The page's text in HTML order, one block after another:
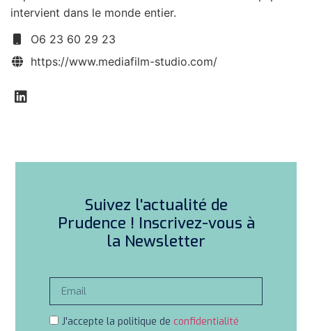
intervient dans le monde entier.
O6 23 60 29 23
https://www.mediafilm-studio.com/
Suivez l'actualité de
Prudence ! Inscrivez-vous à
la Newsletter
J'accepte la politique de confidentialité